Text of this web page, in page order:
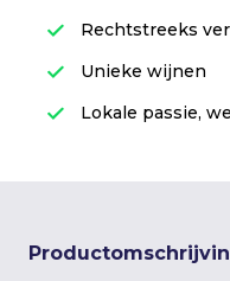
Rechtstreeks
Unieke wijnen
Lokale passie,